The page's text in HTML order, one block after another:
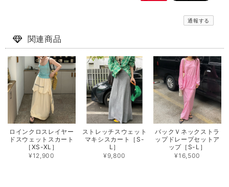
通報する
関連商品
ロインクロスレイヤー
ドスウェットスカート
［XS-XL］
¥12,900
ストレッチスウェット
マキシスカート［S-
L］
¥9,800
バックＶネックストラ
ップドレープセットア
ップ［S-L］
¥16,500